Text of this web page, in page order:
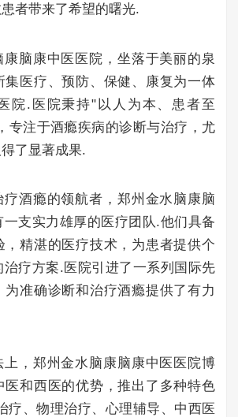
者带来了希望的曙光.
康脑康中医医院，坐落于美丽的泉
集医疗、预防、保健、康复为一体
院.医院秉持"以人为本、患者至
专注于酒瘾疾病的诊断与治疗，尤
了显著成果.
疗酒瘾的领航者，郑州金水脑康脑
一支实力雄厚的医疗团队.他们具备
，精湛的医疗技术，为患者提供个
疗方案.医院引进了一系列国际先
为准确诊断和治疗酒瘾提供了有力
上，郑州金水脑康脑康中医医院博
医和西医的优势，推出了多种特色
疗、物理治疗、心理辅导、中西医